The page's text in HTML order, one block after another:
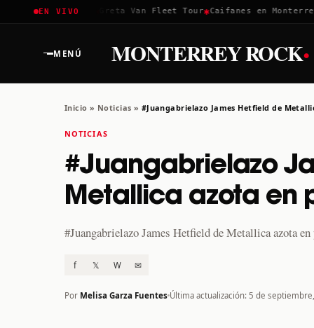
EN VIVO
Coachella 2026 Greta Van Fleet Tour✱Caifanes en Monterrey
MENÚ MONTERREY ROCK·
Inicio » Noticias » #Juangabrielazo James Hetfield de
NOTICIAS
#Juangabrielazo
Metallica azota en
#Juangabrielazo James Hetfield de Metallica azota
f 𝕏 W ✉
Por Melisa Garza Fuentes Última actualización: 5 de